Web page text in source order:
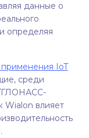
данные о
определяя
IoT
среди
ГЛОНАСС-
Wialon влияет